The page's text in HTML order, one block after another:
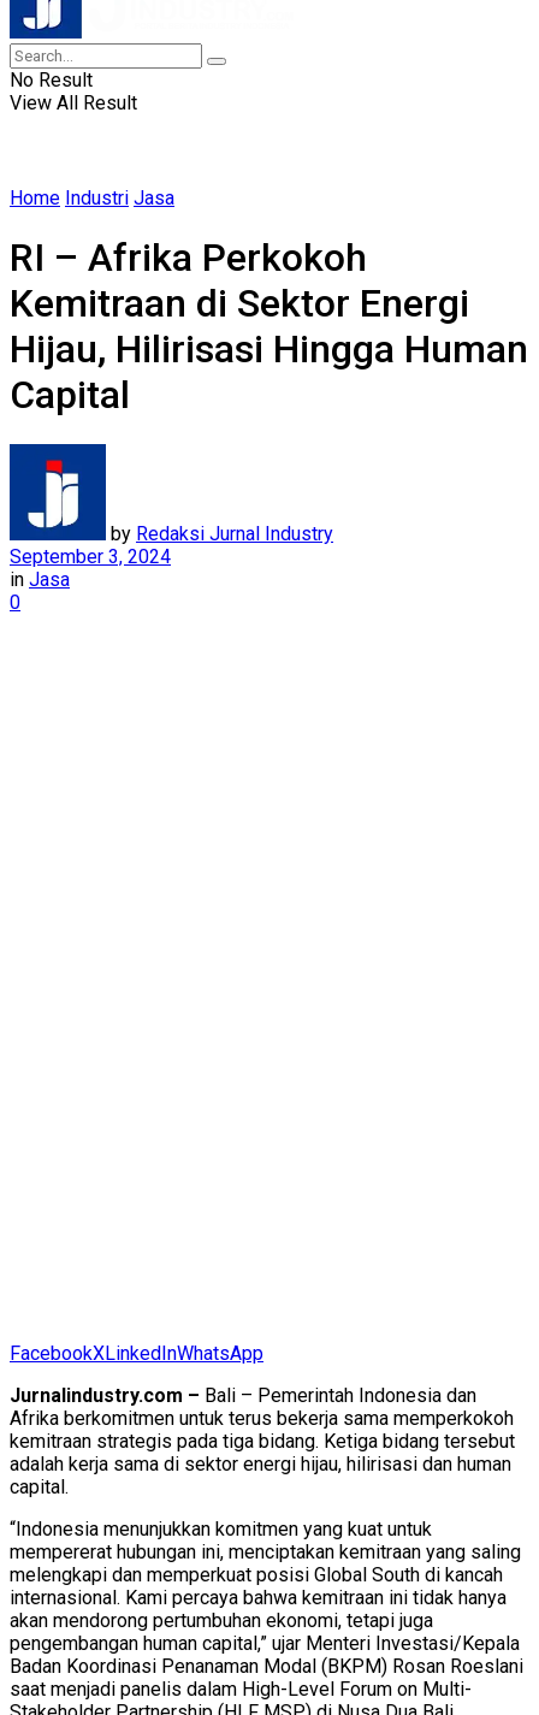
No Result
View All Result
Home Industri Jasa
RI – Afrika Perkokoh
Kemitraan di Sektor Energi
Hijau, Hilirisasi Hingga Human
Capital
by Redaksi Jurnal Industry
September 3, 2024
in Jasa
0
FacebookXLinkedInWhatsApp
Jurnalindustry.com – Bali – Pemerintah Indonesia dan
Afrika berkomitmen untuk terus bekerja sama memperkokoh
kemitraan strategis pada tiga bidang. Ketiga bidang tersebut
adalah kerja sama di sektor energi hijau, hilirisasi dan human
capital.
“Indonesia menunjukkan komitmen yang kuat untuk
mempererat hubungan ini, menciptakan kemitraan yang saling
melengkapi dan memperkuat posisi Global South di kancah
internasional. Kami percaya bahwa kemitraan ini tidak hanya
akan mendorong pertumbuhan ekonomi, tetapi juga
pengembangan human capital,” ujar Menteri Investasi/Kepala
Badan Koordinasi Penanaman Modal (BKPM) Rosan Roeslani
saat menjadi panelis dalam High-Level Forum on Multi-